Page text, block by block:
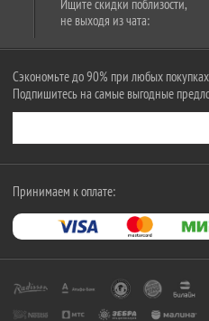
Ищите скидки поблизости,
не выходя из чата:
Сэкономьте до 90% при любых покупках
Подпишитесь на самые выгодные
Принимаем к оплате: